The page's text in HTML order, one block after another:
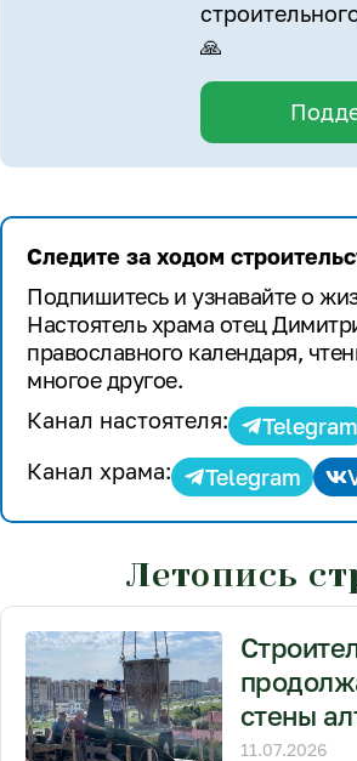
🙏
Следите за ходом
Подпишитесь и узнавайте о
Настоятель храма отец
православного календаря,
многое другое.
Канал настоятеля:
Telegram
Канал храма:
Telegram
Летопись
стены
11.07.2026